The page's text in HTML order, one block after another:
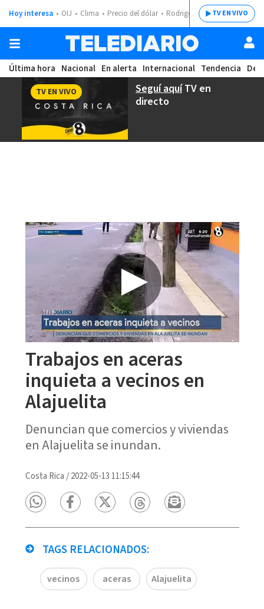
Hoy interesa OIJ Clima Precio del dólar Rodrigo ChavesTV EN VIVO
Última hora Nacional En alerta Internacional Tendencia
Seguí aquíTV en
directo
TV EN VIVO
Trabajos en aceras
inquieta a vecinos en
Alajuelita
Denuncian que comercios y viviendas
en Alajuelita se inundan.
Costa Rica /2022-05-13 11:15:44
TAGS RELACIONADOS:
vecinos aceras Alajuelita